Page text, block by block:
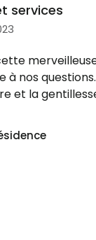
services
nos
et la